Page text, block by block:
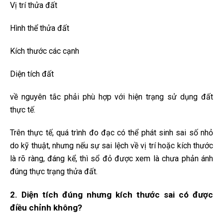
Vị trí thửa đất
Hình thể thửa đất
Kích thước các cạnh
Diện tích đất
về nguyên tắc phải phù hợp với hiện trạng sử dụng đất
thực tế.
Trên thực tế, quá trình đo đạc có thể phát sinh sai số nhỏ
do kỹ thuật, nhưng nếu sự sai lệch về vị trí hoặc kích thước
là rõ ràng, đáng kể, thì sổ đỏ được xem là chưa phản ánh
đúng thực trạng thửa đất.
2. Diện tích đúng nhưng kích thước sai có được
điều chỉnh không?